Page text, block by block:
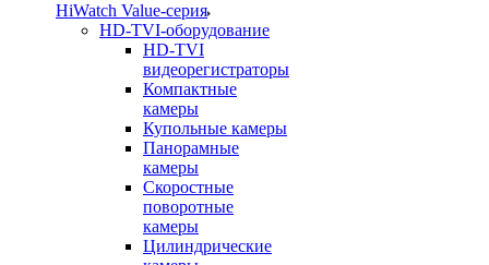
HiWatch Value-серия
HD-TVI-оборудование
HD-TVI
видеорегистраторы
Компактные
камеры
Купольные камеры
Панорамные
камеры
Скоростные
поворотные
камеры
Цилиндрические